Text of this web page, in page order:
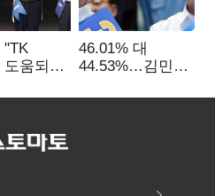
"TK
도움되는
표된 양
46.01% 대
44.53%…김민석·
'초박빙'(종합)